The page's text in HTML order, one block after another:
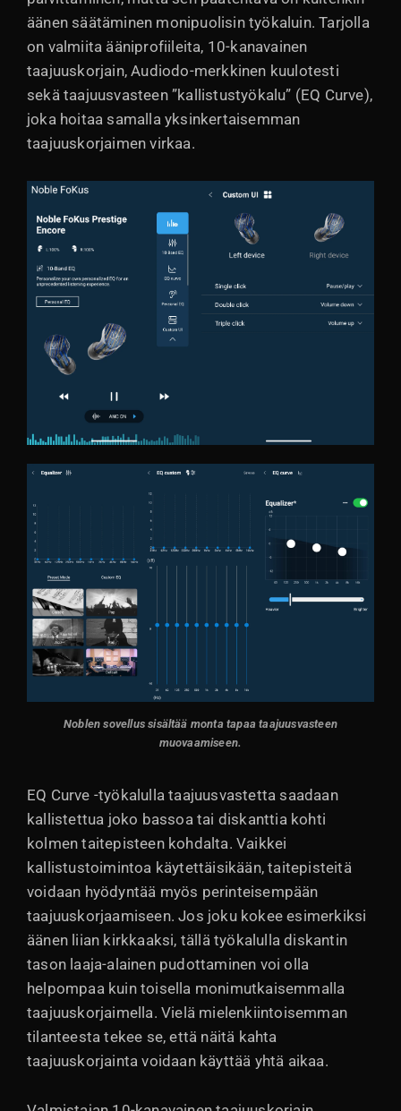
äänen säätäminen monipuolisin työkaluin. Tarjolla
on valmiita ääniprofiileita, 10-kanavainen
taajuuskorjain, Audiodo-merkkinen kuulotesti
sekä taajuusvasteen ”kallistustyökalu” (EQ Curve),
joka hoitaa samalla yksinkertaisemman
taajuuskorjaimen virkaa.
Noblen sovellus sisältää monta tapaa taajuusvasteen
muovaamiseen.
EQ Curve -työkalulla taajuusvastetta saadaan
kallistettua joko bassoa tai diskanttia kohti
kolmen taitepisteen kohdalta. Vaikkei
kallistustoimintoa käytettäisikään, taitepisteitä
voidaan hyödyntää myös perinteisempään
taajuuskorjaamiseen. Jos joku kokee esimerkiksi
äänen liian kirkkaaksi, tällä työkalulla diskantin
tason laaja-alainen pudottaminen voi olla
helpompaa kuin toisella monimutkaisemmalla
taajuuskorjaimella. Vielä mielenkiintoisemman
tilanteesta tekee se, että näitä kahta
taajuuskorjainta voidaan käyttää yhtä aikaa.